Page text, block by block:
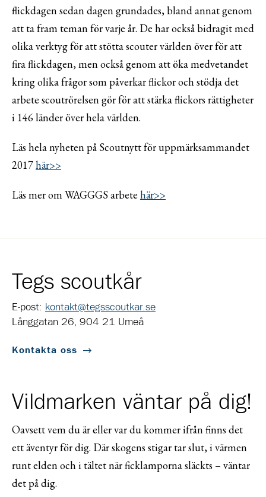
flickdagen sedan dagen grundades, bland annat genom
att ta fram teman för varje år. De har också bidragit med
olika verktyg för att stötta scouter världen över för att
fira flickdagen, men också genom att öka medvetandet
kring olika frågor som påverkar flickor och stödja det
arbete scoutrörelsen gör för att stärka flickors rättigheter
i 146 länder över hela världen.
Läs hela nyheten på Scoutnytt för uppmärksammandet
2017här>>
Läs mer om WAGGGS arbete här>>
Tegs scoutkår
E-post: kontakt@tegsscoutkar.se
Långgatan 26, 904 21 Umeå
Kontakta oss
Vildmarken väntar på dig!
Oavsett vem du är eller var du kommer ifrån finns det
ett äventyr för dig. Där skogens stigar tar slut, i värmen
runt elden och i tältet när ficklamporna släckts – väntar
det på dig.